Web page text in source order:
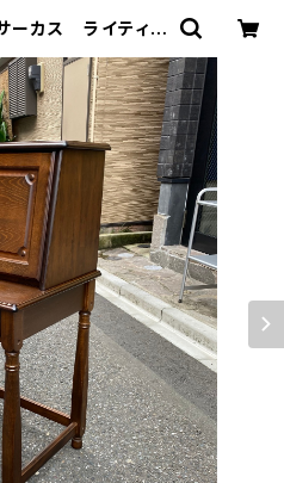
ーカス ライティン
リサイクルショッ
古着